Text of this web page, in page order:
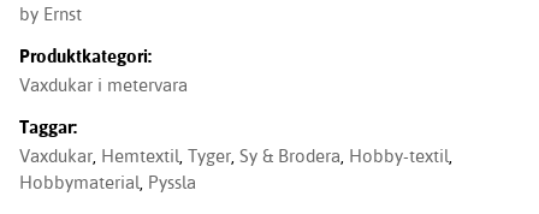
by Ernst
Produktkategori:
Vaxdukar i metervara
Taggar:
Vaxdukar, Hemtextil, Tyger, Sy & Brodera, Hobby-textil,
Hobbymaterial, Pyssla